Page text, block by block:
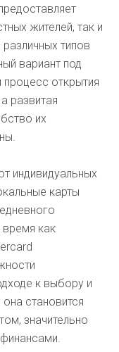
жителей, так и
типов
вариант под
открытия
развитая
их
индивидуальных
карты
время как
к выбору и
становится
значительно